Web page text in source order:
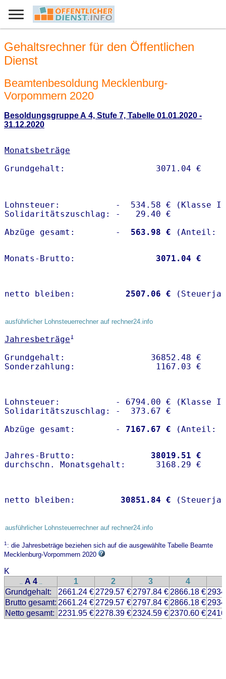
Gehaltsrechner für den Öffentlichen
Dienst
Beamtenbesoldung Mecklenburg-
Vorpommern 2020
Besoldungsgruppe A 4, Stufe 7, Tabelle 01.01.2020 -
31.12.2020
Monatsbeträge
Lohnsteuer:           -  534.58 € (Klasse I)
Solidaritätszuschlag: -   29.40 €
Abzüge gesamt:        -
  563.98 €
Monats-Brutto: 3071.04 €
netto bleiben: 2507.06 €
ausführlicher Lohnsteuerrechner auf rechner24.info
Jahresbeträge1
Grundgehalt:                 36852.48 €
Lohnsteuer:           - 6794.00 € (Klasse I)
Solidaritätszuschlag: -  373.67 €
Abzüge gesamt:        -
7167.67 €
Jahres-Brutto: 38019.51 €
netto bleiben: 30851.84 €
ausführlicher Lohnsteuerrechner auf rechner24.info
1: die Jahresbeträge beziehen sich auf die ausgewählte Tabelle Beamte
Mecklenburg-Vorpommern 2020
K
.. A 4 .. 1 2 3 4
Grundgehalt:
2661.24 € 2729.57 € 2797.84 € 2866.18 €
Brutto gesamt: 2661.24 € 2729.57 € 2797.84 € 2866.18 €
Netto gesamt: 2231.95 € 2278.39 € 2324.59 € 2370.60 €